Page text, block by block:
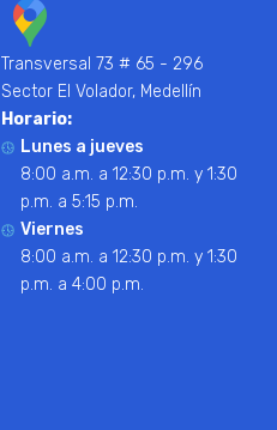
Transversal 73 # 65 - 296
Sector El Volador, Medellín
Horario:
Lunes a jueves
8:00 a.m. a 12:30 p.m. y 1:30
p.m. a 5:15 p.m.
Viernes
8:00 a.m. a 12:30 p.m. y 1:30
p.m. a 4:00 p.m.